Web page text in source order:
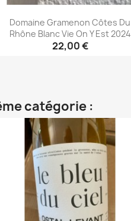
Domaine Gramenon Côtes Du
Rhône Blanc Vie On Y Est 2024
22,00 €
catégorie :